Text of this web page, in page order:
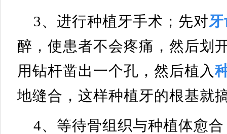
3、进行种植牙手术；先对
醉，使患者不会疼痛，然后划
用钻杆凿出一个孔，然后植入
地缝合，这样种植牙的根基就
4、等待骨组织与种植体愈